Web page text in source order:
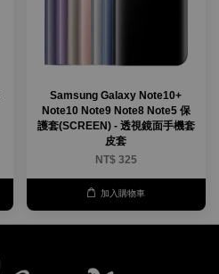
Samsung Galaxy Note10+
Note10 Note9 Note8 Note5 保
護套(SCREEN) - 透視鏡面手機套
皮套
NT$ 325
加入購物車